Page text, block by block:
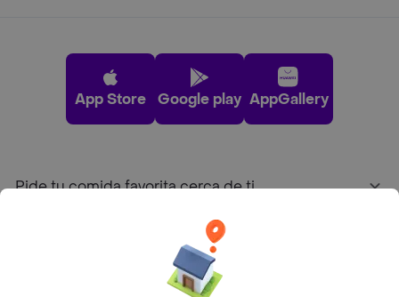
App Store Google play AppGallery
Pide tu comida favorita cerca de ti